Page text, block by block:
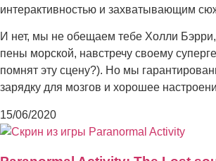
интерактивностью и захватывающим
И нет, мы не обещаем тебе Холли
пены морской, навстречу своему
помнят эту сцену?). Но мы
зарядку для мозгов и хорошее
15/06/2020